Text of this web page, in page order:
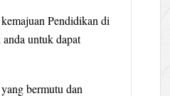
Pendidikan di
untuk dapat
bermutu dan